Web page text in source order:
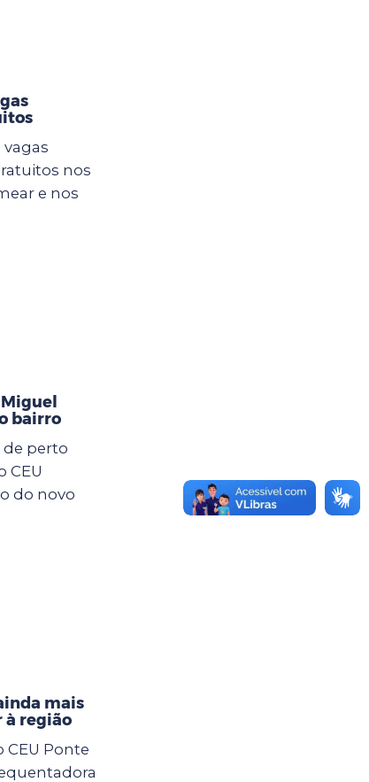
nos
e nos
bairro
perto
CEU
do novo
mais
à região
CEU Ponte